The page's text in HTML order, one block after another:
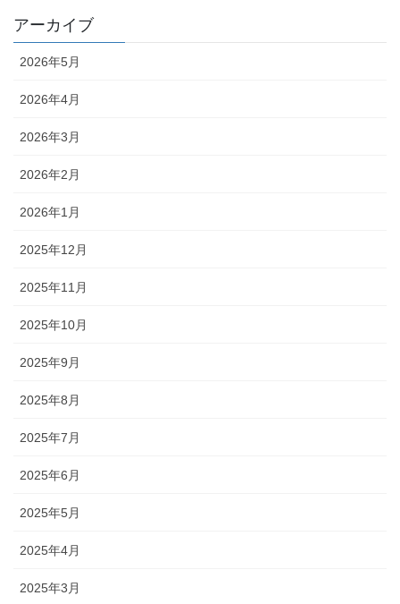
アーカイブ
2026年5月
2026年4月
2026年3月
2026年2月
2026年1月
2025年12月
2025年11月
2025年10月
2025年9月
2025年8月
2025年7月
2025年6月
2025年5月
2025年4月
2025年3月